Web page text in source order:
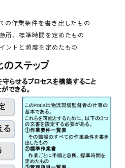
の作業条件を書き出したもの
所、標準時間を定めたもの
ントと頻度を定めたもの